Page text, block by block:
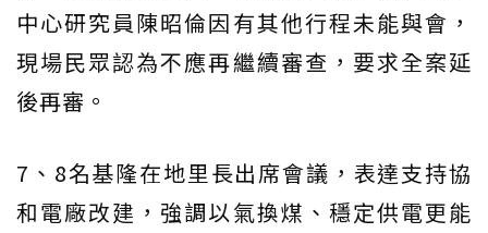
中心研究員陳昭倫因有其他行程未能與會，
現場民眾認為不應再繼續審查，要求全案延
後再審。
7、8名基隆在地里長出席會議，表達支持協
和電廠改建，強調以氣換煤、穩定供電更能